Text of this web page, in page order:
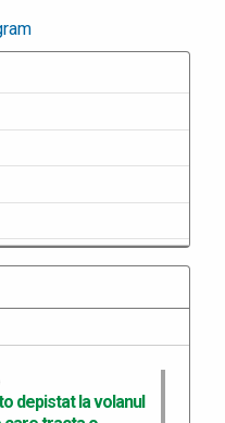
depistat la volanul